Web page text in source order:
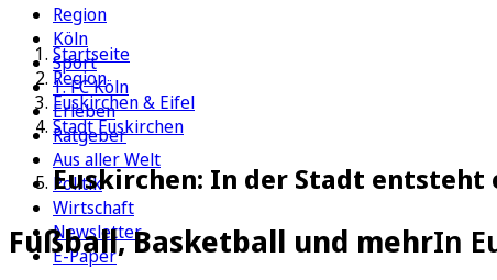
Region
Köln
Sport
1. FC Köln
Erleben
Ratgeber
Aus aller Welt
Politik
Wirtschaft
Newsletter
E-Paper
Startseite
Region
Euskirchen & Eifel
Stadt Euskirchen
Euskirchen: In der Stadt
Fußball, Basketball und mehrIn